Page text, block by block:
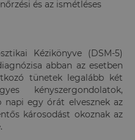
és az ismétléses
Kézikönyve (DSM-5)
abban az esetben
tünetek legalább két
kényszergondolatok,
napi egy órát elvesznek az
károsodást okoznak az